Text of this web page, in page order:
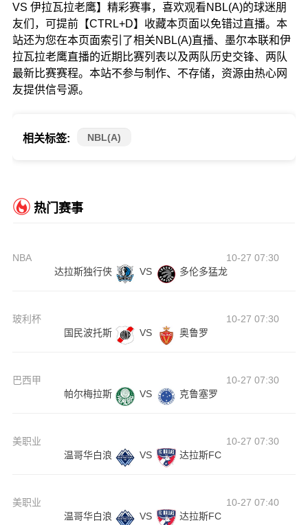
VS 伊拉瓦拉老鹰】精彩赛事，喜欢观看NBL(A)的球迷朋
友们，可提前【CTRL+D】收藏本页面以免错过直播。本
站还为您在本页面索引了相关NBL(A)直播、墨尔本联和伊
拉瓦拉老鹰直播的近期比赛列表以及两队历史交锋、两队
最新比赛赛程。本站不参与制作、不存储，资源由热心网
友提供信号源。
相关标签: NBL(A)
热门赛事
NBA
10-27 07:30
达拉斯独行侠
VS 多伦多猛龙
玻利杯
10-27 07:30
国民波托斯
VS 奥鲁罗
巴西甲
10-27 07:30
帕尔梅拉斯
VS 克鲁塞罗
美职业
10-27 07:30
温哥华白浪
VS 达拉斯FC
美职业
10-27 07:40
温哥华白浪
VS 达拉斯FC